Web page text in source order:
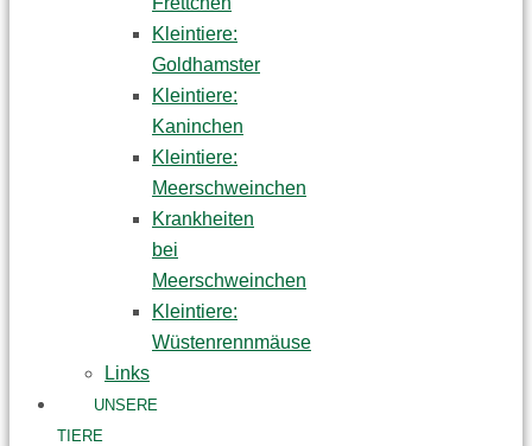
Kleintiere:
Goldhamster
Kleintiere:
Kaninchen
Kleintiere:
Meerschweinchen
Krankheiten
bei
Meerschweinchen
Kleintiere:
Wüstenrennmäuse
Links
UNSERE
TIERE